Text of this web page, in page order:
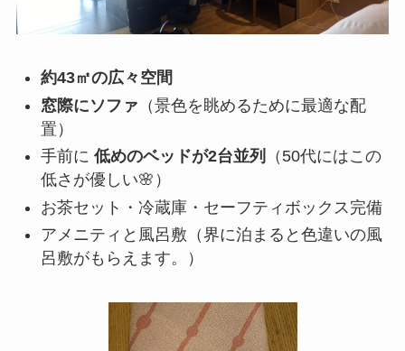
約43㎡の広々空間
窓際にソファ （景色を眺めるために最適な配
置）
手前に 低めのベッドが2台並列
（50代にはこの
低さが優しい🌸）
お茶セット・冷蔵庫・セーフティボックス完備
アメニティと風呂敷（界に泊まると色違いの風
呂敷がもらえます。）